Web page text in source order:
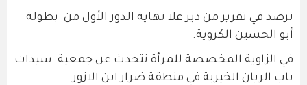
نرصد في تقرير من دير علا نهاية الدور الأول من بطولة
أبو الحسين الكروية.
في الزاوية المخصصة للمرأة نتحدث عن جمعية سيدات
باب الريان الخيرية في منطقة ضرار ابن الازور.